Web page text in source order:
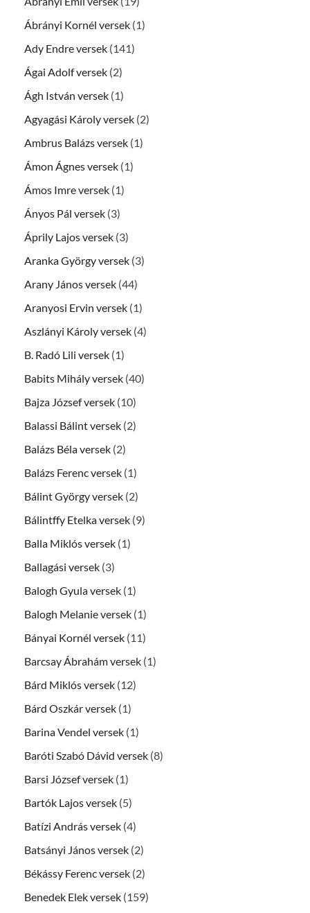
Ábrányi Kornél versek (1)
Ady Endre versek (141)
Ágai Adolf versek (2)
Ágh István versek (1)
Agyagási Károly versek (2)
Ambrus Balázs versek (1)
Ámon Ágnes versek (1)
Ámos Imre versek (1)
Ányos Pál versek (3)
Áprily Lajos versek (3)
Aranka György versek (3)
Arany János versek (44)
Aranyosi Ervin versek (1)
Aszlányi Károly versek (4)
B. Radó Lili versek (1)
Babits Mihály versek (40)
Bajza József versek (10)
Balassi Bálint versek (2)
Balázs Béla versek (2)
Balázs Ferenc versek (1)
Bálint György versek (2)
Bálintffy Etelka versek (9)
Balla Miklós versek (1)
Ballagási versek (3)
Balogh Gyula versek (1)
Balogh Melanie versek (1)
Bányai Kornél versek (11)
Barcsay Ábrahám versek (1)
Bárd Miklós versek (12)
Bárd Oszkár versek (1)
Barina Vendel versek (1)
Baróti Szabó Dávid versek (8)
Barsi József versek (1)
Bartók Lajos versek (5)
Batízi András versek (4)
Batsányi János versek (2)
Békássy Ferenc versek (2)
Benedek Elek versek (159)